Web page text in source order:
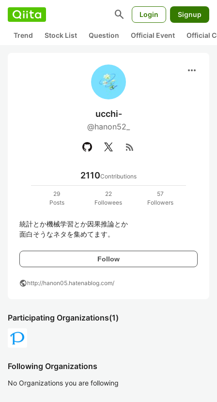
search Login Signup
Trend Stock List Question Official Event Official
more_horiz
ucchi-
@hanon52_
rss_feed
2110Contributions
29
Posts
22
Followees
57
Followers
統計とか機械学習とか因果推論とか
面白そうなネタを集めてます。
Follow
publichttp://hanon05.hatenablog.com/
Participating Organizations(1)
Following Organizations
No Organizations you are following